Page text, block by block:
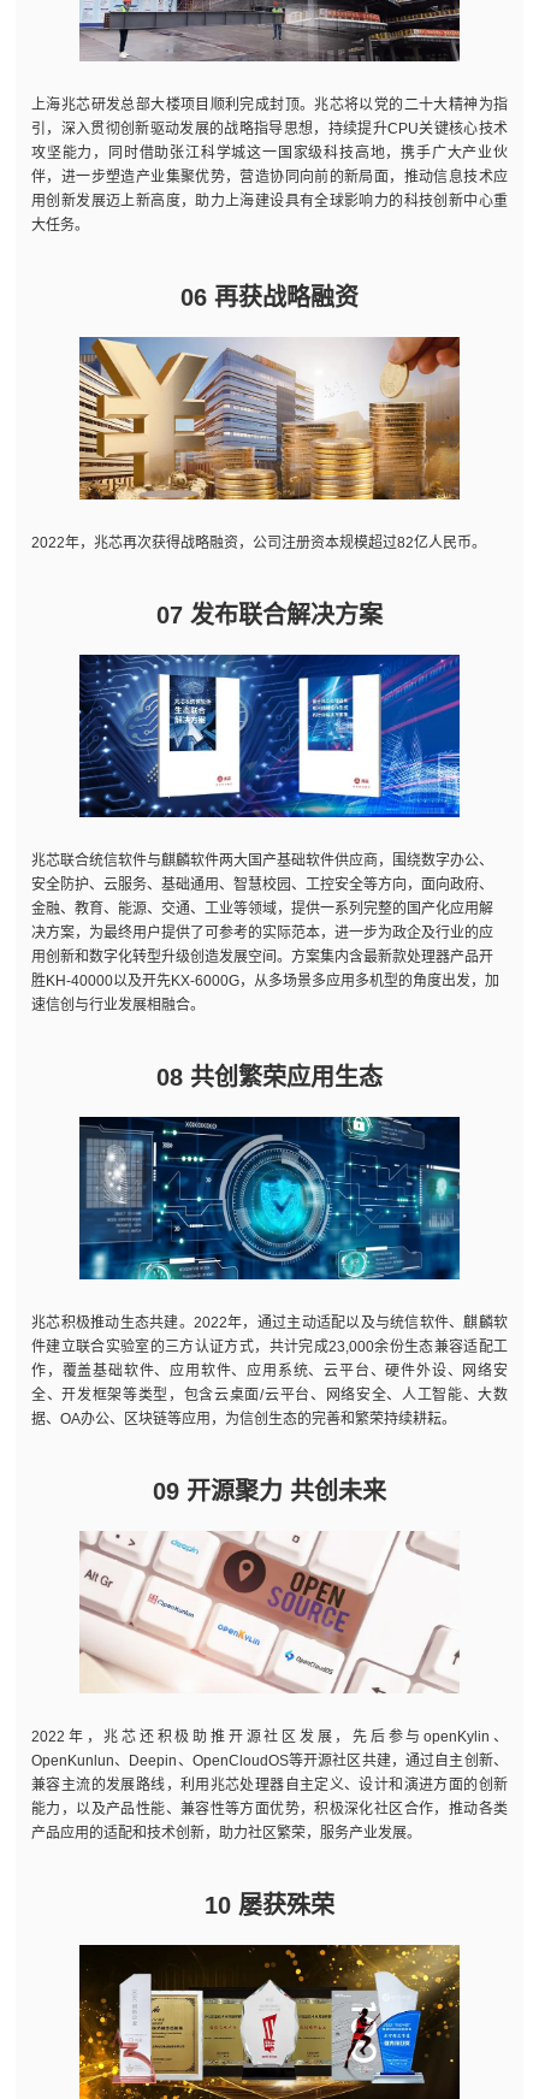
上海兆芯研发总部大楼项目顺利完成封顶。兆芯将以党的二十大精神为指
引，深入贯彻创新驱动发展的战略指导思想，持续提升CPU关键核心技术
攻坚能力，同时借助张江科学城这一国家级科技高地，携手广大产业伙
伴，进一步塑造产业集聚优势，营造协同向前的新局面，推动信息技术应
用创新发展迈上新高度，助力上海建设具有全球影响力的科技创新中心重
大任务。
06 再获战略融资
2022年，兆芯再次获得战略融资，公司注册资本规模超过82亿人民币。
07 发布联合解决方案
兆芯联合统信软件与麒麟软件两大国产基础软件供应商，围绕数字办公、
安全防护、云服务、基础通用、智慧校园、工控安全等方向，面向政府、
金融、教育、能源、交通、工业等领域，提供一系列完整的国产化应用解
决方案，为最终用户提供了可参考的实际范本，进一步为政企及行业的应
用创新和数字化转型升级创造发展空间。方案集内含最新款处理器产品开
胜KH-40000以及开先KX-6000G，从多场景多应用多机型的角度出发，加
速信创与行业发展相融合。
08 共创繁荣应用生态
兆芯积极推动生态共建。2022年，通过主动适配以及与统信软件、麒麟软
件建立联合实验室的三方认证方式，共计完成23,000余份生态兼容适配工
作，覆盖基础软件、应用软件、应用系统、云平台、硬件外设、网络安
全、开发框架等类型，包含云桌面/云平台、网络安全、人工智能、大数
据、OA办公、区块链等应用，为信创生态的完善和繁荣持续耕耘。
09 开源聚力 共创未来
2022年，兆芯还积极助推开源社区发展，先后参与openKylin、
OpenKunlun、Deepin、OpenCloudOS等开源社区共建，通过自主创新、
兼容主流的发展路线，利用兆芯处理器自主定义、设计和演进方面的创新
能力，以及产品性能、兼容性等方面优势，积极深化社区合作，推动各类
产品应用的适配和技术创新，助力社区繁荣，服务产业发展。
10 屡获殊荣